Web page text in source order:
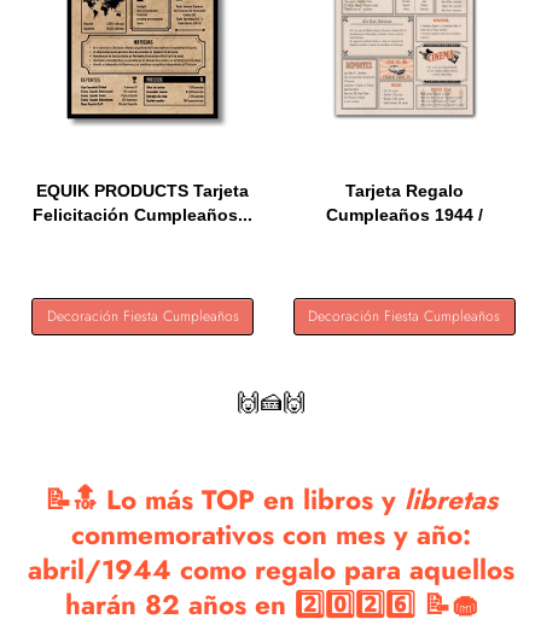
EQUIK PRODUCTS Tarjeta
Felicitación Cumpleaños...
Decoración Fiesta Cumpleaños
Tarjeta Regalo
Cumpleaños 1944 /
Decoración Fiesta Cumpleaños
🙌🍰🙌
📝🔝 Lo más TOP en libros y libretas
conmemorativos con mes y año:
abril/1944 como regalo para aquellos
harán 82 años en 2️⃣0️⃣2️⃣6️⃣ 📝🧁